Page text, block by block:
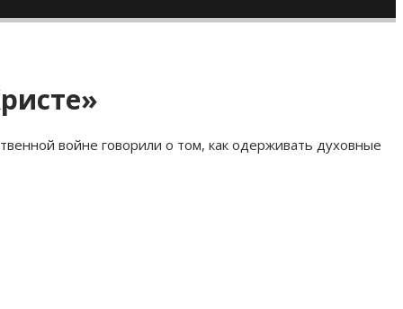
войне говорили о том, как одерживать духовные